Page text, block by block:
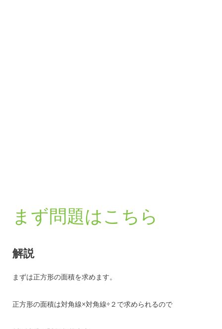
まず問題はこちら
解説
まずは正方形の面積を求めます。
正方形の面積は対角線×対角線÷２で求められるので